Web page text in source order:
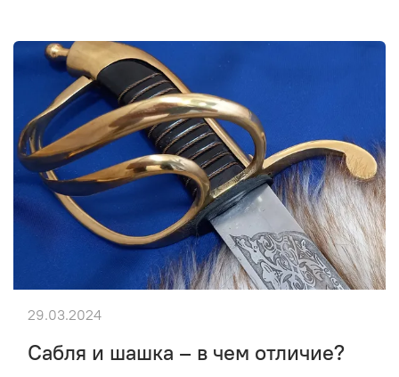
Сабля и шашка – в чем отличие?
29.03.2024